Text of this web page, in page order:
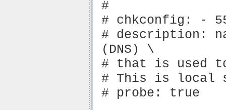
#
# chkconfig: -
# description:
(DNS) \
# that is used
# This is local
# probe: true